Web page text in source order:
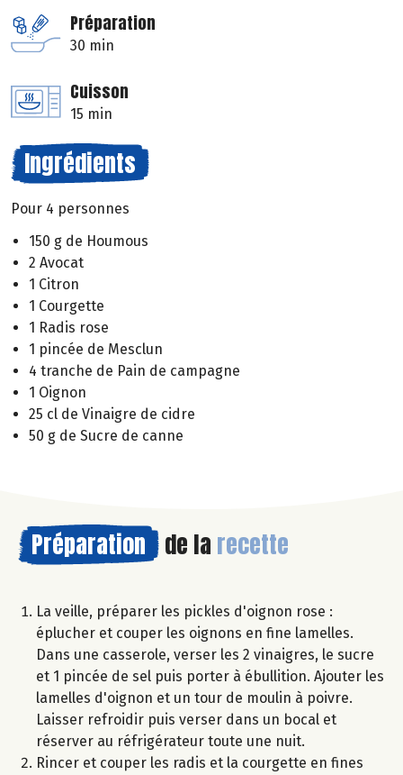
Préparation
30 min
Cuisson
15 min
Ingrédients
Pour 4 personnes
150 g de Houmous
2 Avocat
1 Citron
1 Courgette
1 Radis rose
1 pincée de Mesclun
4 tranche de Pain de campagne
1 Oignon
25 cl de Vinaigre de cidre
50 g de Sucre de canne
Préparation de la recette
La veille, préparer les pickles d'oignon rose :
éplucher et couper les oignons en fine lamelles.
Dans une casserole, verser les 2 vinaigres, le sucre
et 1 pincée de sel puis porter à ébullition. Ajouter les
lamelles d'oignon et un tour de moulin à poivre.
Laisser refroidir puis verser dans un bocal et
réserver au réfrigérateur toute une nuit.
Rincer et couper les radis et la courgette en fines